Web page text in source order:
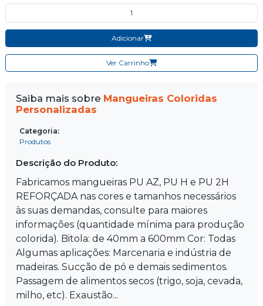
Quantidade do produto
Adicionar
Ver Carrinho
Saiba mais sobre Mangueiras Coloridas
Personalizadas
Categoria:
Produtos
Descrição do Produto:
Fabricamos mangueiras PU AZ, PU H e PU 2H
REFORÇADA nas cores e tamanhos necessários
às suas demandas, consulte para maiores
informações (quantidade mínima para produção
colorida). Bitola: de 40mm a 600mm Cor: Todas
Algumas aplicações: Marcenaria e indústria de
madeiras. Sucção de pó e demais sedimentos.
Passagem de alimentos secos (trigo, soja, cevada,
milho, etc). Exaustão...